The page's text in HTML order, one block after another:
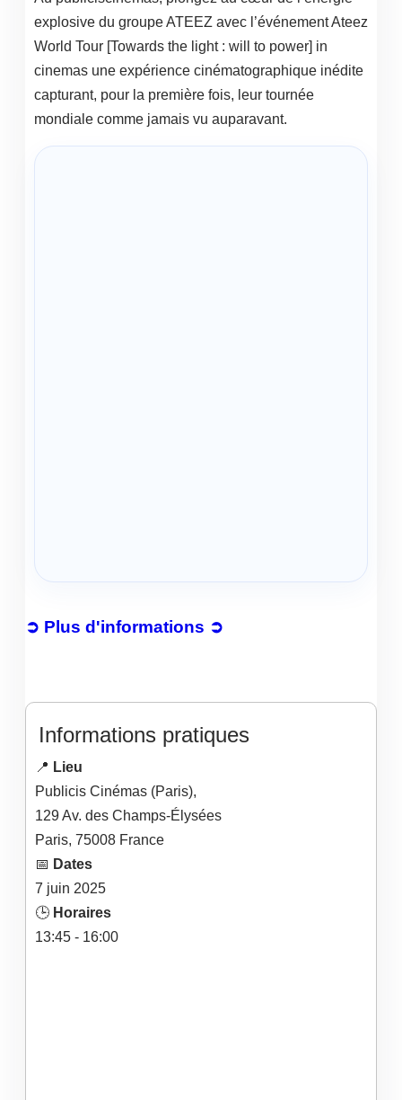
explosive du groupe ATEEZ avec l’événement Ateez
World Tour [Towards the light : will to power] in
cinemas une expérience cinématographique inédite
capturant, pour la première fois, leur tournée
mondiale comme jamais vu auparavant.
➲ Plus d'informations ➲
Informations pratiques
📍 Lieu
Publicis Cinémas (Paris),
129 Av. des Champs-Élysées
Paris, 75008 France
📅 Dates
7 juin 2025
🕒 Horaires
13:45 - 16:00